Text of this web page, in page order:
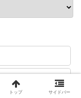
トップ サイドバー